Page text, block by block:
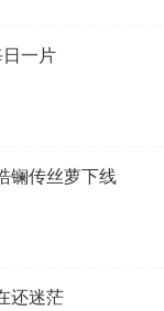
一片
镧传丝萝下线
还迷茫